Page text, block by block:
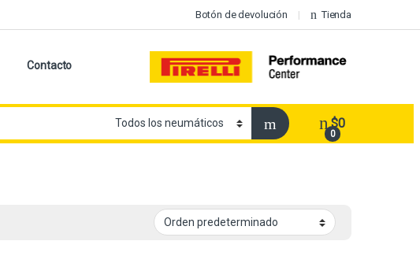
Botón de devolución Tienda
Contacto
0
$0